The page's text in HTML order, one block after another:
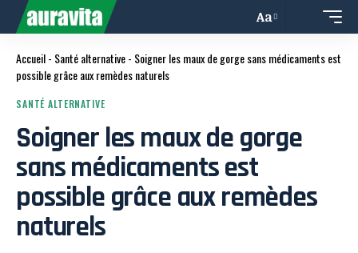
Aa
Accueil- Santé alternative- Soigner les maux de gorge sans médicaments est
possible grâce aux remèdes naturels
SANTÉ ALTERNATIVE
Soigner les maux de gorge
sans médicaments est
possible grâce aux remèdes
naturels